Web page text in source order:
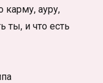
карму, ауру,
ты, и что есть